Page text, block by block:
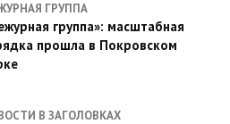
ГРУППА
группа»: масштабная
прошла в Покровском
В ЗАГОЛОВКАХ